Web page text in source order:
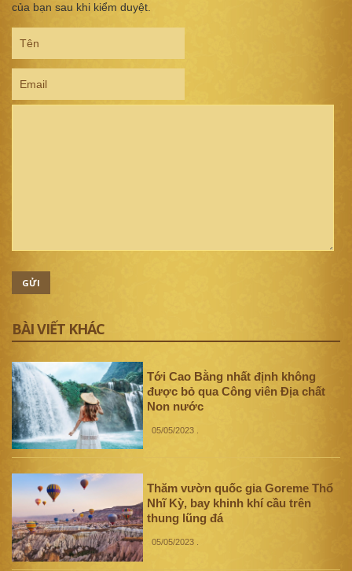
của bạn sau khi kiểm duyệt.
GỬI
BÀI VIẾT KHÁC
Tới Cao Bằng nhất định không
được bỏ qua Công viên Địa chất
Non nước
05/05/2023
Thăm vườn quốc gia Goreme Thổ
Nhĩ Kỳ, bay khinh khí cầu trên
thung lũng đá
05/05/2023